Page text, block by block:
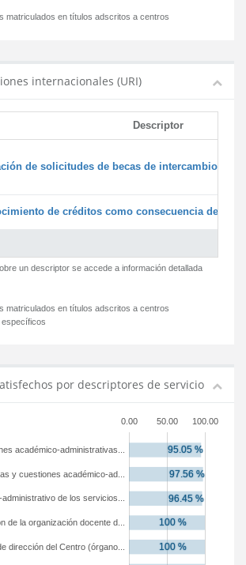
matriculados en títulos adscritos a centros
internacionales (URI)
Descriptor
de solicitudes de becas de intercambio
de créditos como consecuencia de un
un descriptor se accede a información detallada
matriculados en títulos adscritos a centros
por descriptores de servicio
0.00 50.00 100.00
dirección del Centro (órgano...
de la organización docente d...
de los servicios...
y cuestiones académico-ad...
académico-administrativas...